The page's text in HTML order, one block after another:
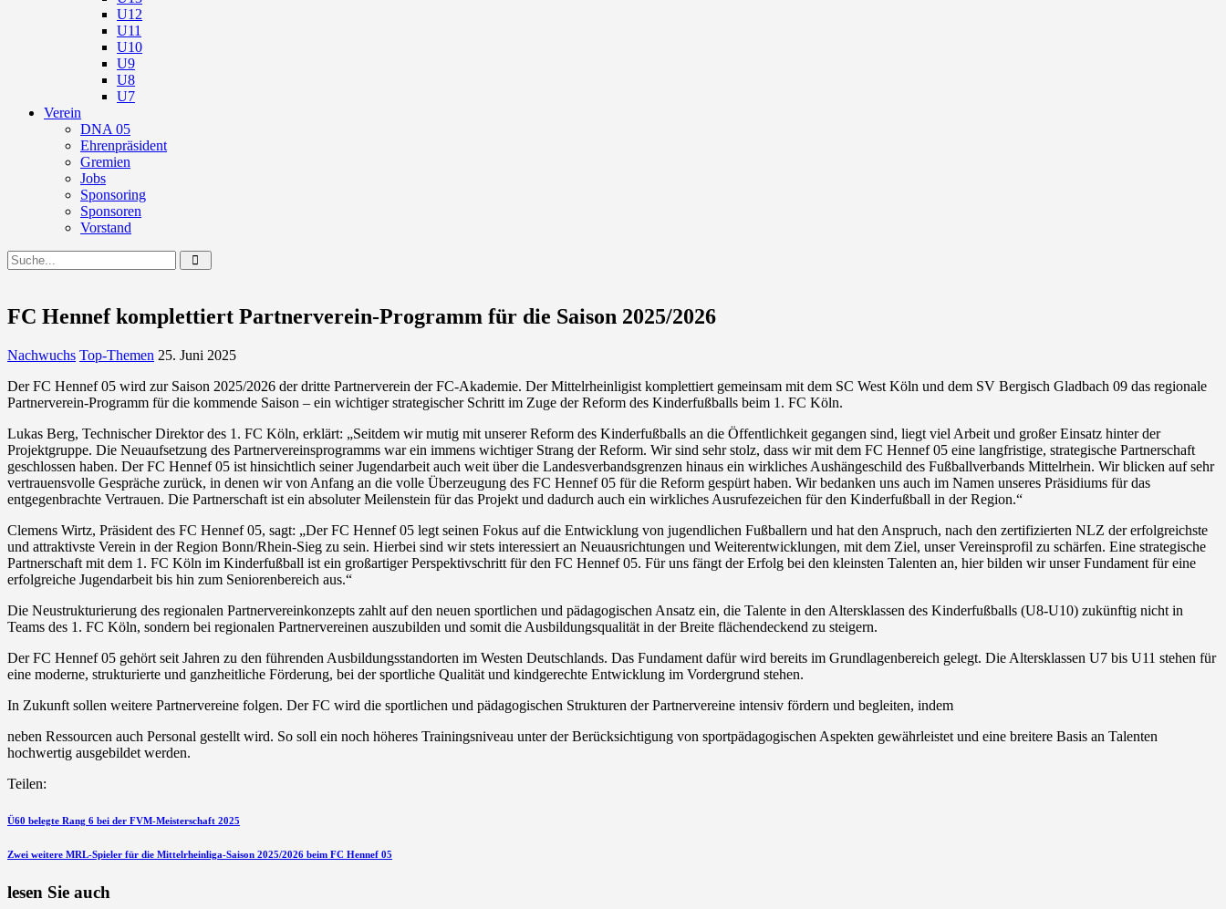
U12
U11
U10
U9
U8
U7
Verein
DNA 05
Ehrenpräsident
Gremien
Jobs
Sponsoring
Sponsoren
Vorstand
FC Hennef komplettiert Partnerverein-Programm für die Saison 2025/2026
Nachwuchs Top-Themen 25. Juni 2025
Der FC Hennef 05 wird zur Saison 2025/2026 der dritte Partnerverein der FC-Akademie. Der Mittelrheinligist komplettiert gemeinsam mit dem SC West Köln und dem SV Bergisch Gladbach 09 das regionale
Partnerverein-Programm für die kommende Saison – ein wichtiger strategischer Schritt im Zuge der Reform des Kinderfußballs beim 1. FC Köln.
Lukas Berg, Technischer Direktor des 1. FC Köln, erklärt: „Seitdem wir mutig mit unserer Reform des Kinderfußballs an die Öffentlichkeit gegangen sind, liegt viel Arbeit und großer Einsatz hinter der
Projektgruppe. Die Neuaufsetzung des Partnervereinsprogramms war ein immens wichtiger Strang der Reform. Wir sind sehr stolz, dass wir mit dem FC Hennef 05 eine langfristige, strategische Partnerschaft
geschlossen haben. Der FC Hennef 05 ist hinsichtlich seiner Jugendarbeit auch weit über die Landesverbandsgrenzen hinaus ein wirkliches Aushängeschild des Fußballverbands Mittelrhein. Wir blicken auf sehr
vertrauensvolle Gespräche zurück, in denen wir von Anfang an die volle Überzeugung des FC Hennef 05 für die Reform gespürt haben. Wir bedanken uns auch im Namen unseres Präsidiums für das
entgegenbrachte Vertrauen. Die Partnerschaft ist ein absoluter Meilenstein für das Projekt und dadurch auch ein wirkliches Ausrufezeichen für den Kinderfußball in der Region.“
Clemens Wirtz, Präsident des FC Hennef 05, sagt: „Der FC Hennef 05 legt seinen Fokus auf die Entwicklung von jugendlichen Fußballern und hat den Anspruch, nach den zertifizierten NLZ der erfolgreichste
und attraktivste Verein in der Region Bonn/Rhein-Sieg zu sein. Hierbei sind wir stets interessiert an Neuausrichtungen und Weiterentwicklungen, mit dem Ziel, unser Vereinsprofil zu schärfen. Eine strategische
Partnerschaft mit dem 1. FC Köln im Kinderfußball ist ein großartiger Perspektivschritt für den FC Hennef 05. Für uns fängt der Erfolg bei den kleinsten Talenten an, hier bilden wir unser Fundament für eine
erfolgreiche Jugendarbeit bis hin zum Seniorenbereich aus.“
Die Neustrukturierung des regionalen Partnervereinkonzepts zahlt auf den neuen sportlichen und pädagogischen Ansatz ein, die Talente in den Altersklassen des Kinderfußballs (U8-U10) zukünftig nicht in
Teams des 1. FC Köln, sondern bei regionalen Partnervereinen auszubilden und somit die Ausbildungsqualität in der Breite flächendeckend zu steigern.
Der FC Hennef 05 gehört seit Jahren zu den führenden Ausbildungsstandorten im Westen Deutschlands. Das Fundament dafür wird bereits im Grundlagenbereich gelegt. Die Altersklassen U7 bis U11 stehen für
eine moderne, strukturierte und ganzheitliche Förderung, bei der sportliche Qualität und kindgerechte Entwicklung im Vordergrund stehen.
In Zukunft sollen weitere Partnervereine folgen. Der FC wird die sportlichen und pädagogischen Strukturen der Partnervereine intensiv fördern und begleiten, indem
neben Ressourcen auch Personal gestellt wird. So soll ein noch höheres Trainingsniveau unter der Berücksichtigung von sportpädagogischen Aspekten gewährleistet und eine breitere Basis an Talenten
hochwertig ausgebildet werden.
Teilen:
Beitragsnavigation
vorherigen
Ü60 belegte Rang 6 bei der FVM-Meisterschaft 2025
nächsten
Zwei weitere MRL-Spieler für die Mittelrheinliga-Saison 2025/2026 beim FC Hennef 05
lesen Sie auch